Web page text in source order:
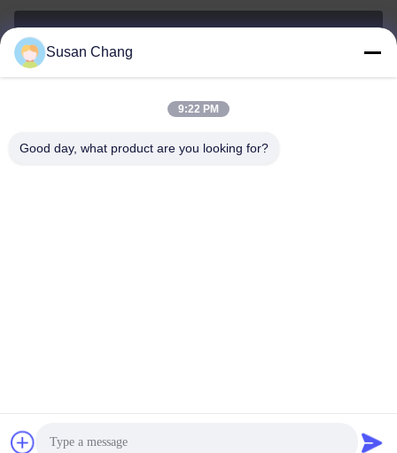
Susan@aeaxa.com
0086-13991372145
Xi'an Abundance Metallurgical Equipment Co., Ltd.
Susan Chang
9:22 PM
Good day, what product are you looking for?